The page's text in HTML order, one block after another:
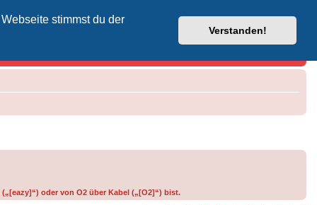
stimmst du der
Verstanden!
Vodafone-Kabel-Helpdesk
oder von O2 über Kabel („[O2]“) bist.